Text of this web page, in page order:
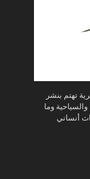
تهتم بنشر
والسياحية وما
أنساني